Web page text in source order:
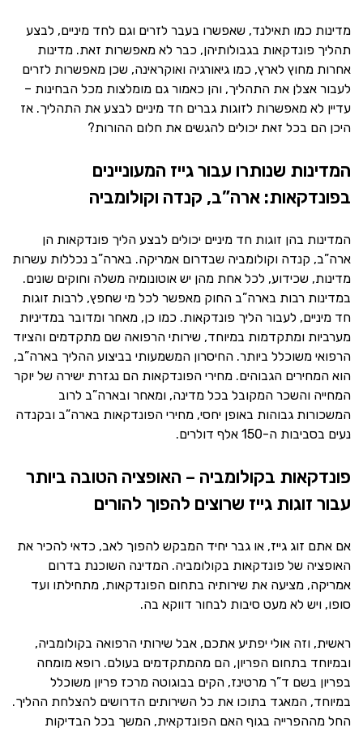
מדינות כמו תאילנד, שאפשרו בעבר לזרים וגם לחד מיניים, לבצע
תהליך פונדקאות בגבולותיהן, כבר לא מאפשרות זאת. מדינות
אחרות מחוץ לארץ, כמו גיאורגיה ואוקראינה, שכן מאפשרות לזרים
לעבור אצלן את התהליך, והן כאמור גם מומלצות מכל הבחינות –
עדיין לא מאפשרות לזוגות גברים חד מיניים לבצע את התהליך. אז
היכן הם בכל זאת יכולים להגשים את חלום ההורות?
המדינות שנותרו עבור גייז המעוניינים
בפונדקאות: ארה”ב, קנדה וקולומביה
המדינות בהן זוגות חד מיניים יכולים לבצע הליך פונדקאות הן
ארה”ב, קנדה וקולומביה שבדרום אמריקה. בארה”ב נכללות עשרות
מדינות, שכידוע, לכל אחת מהן יש אוטונומיה משלה וחוקים שונים.
במדינות רבות בארה”ב החוק מאפשר לכל מי שחפץ, לרבות זוגות
חד מיניים, לעבור הליך פונדקאות. כמו כן, מאחר ומדובר במדיניות
מערביות ומתקדמות במיוחד, שירותי הרפואה שם מתקדמים והציוד
הרפואי משוכלל ביותר. החיסרון המשמעותי בביצוע ההליך בארה”ב,
הוא המחירים הגבוהים. מחירי הפונדקאות הם נגזרת ישירה של יוקר
המחייה והשכר המקובל בכל מדינה, ומאחר ובארה”ב לרוב
המשכורות גבוהות באופן יחסי, מחירי הפונדקאות בארה”ב ובקנדה
נעים בסביבות ה-150 אלף דולרים.
פונדקאות בקולומביה – האופציה הטובה ביותר
עבור זוגות גייז שרוצים להפוך להורים
אם אתם זוג גייז, או גבר יחיד המבקש להפוך לאב, כדאי להכיר את
האופציה של פונדקאות בקולומביה. המדינה השוכנת בדרום
אמריקה, מציעה את שירותיה בתחום הפונדקאות, מתחילתו ועד
סופו, ויש לא מעט סיבות לבחור דווקא בה.
ראשית, וזה אולי יפתיע אתכם, אבל שירותי הרפואה בקולומביה,
ובמיוחד בתחום הפריון, הם מהמתקדמים בעולם. רופא מומחה
בפריון בשם ד”ר מרטינז, הקים בבוגוטה מרכז פריון משוכלל
במיוחד, המאגד בתוכו את כל השירותים הדרושים להצלחת ההליך.
החל מההפרייה בגוף האם הפונדקאית, המשך בכל הבדיקות